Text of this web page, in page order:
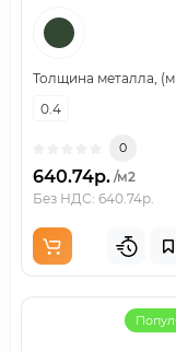
Толщина металла,
0.4
0
640.74р. /м2
Без НДС: 640.74р.